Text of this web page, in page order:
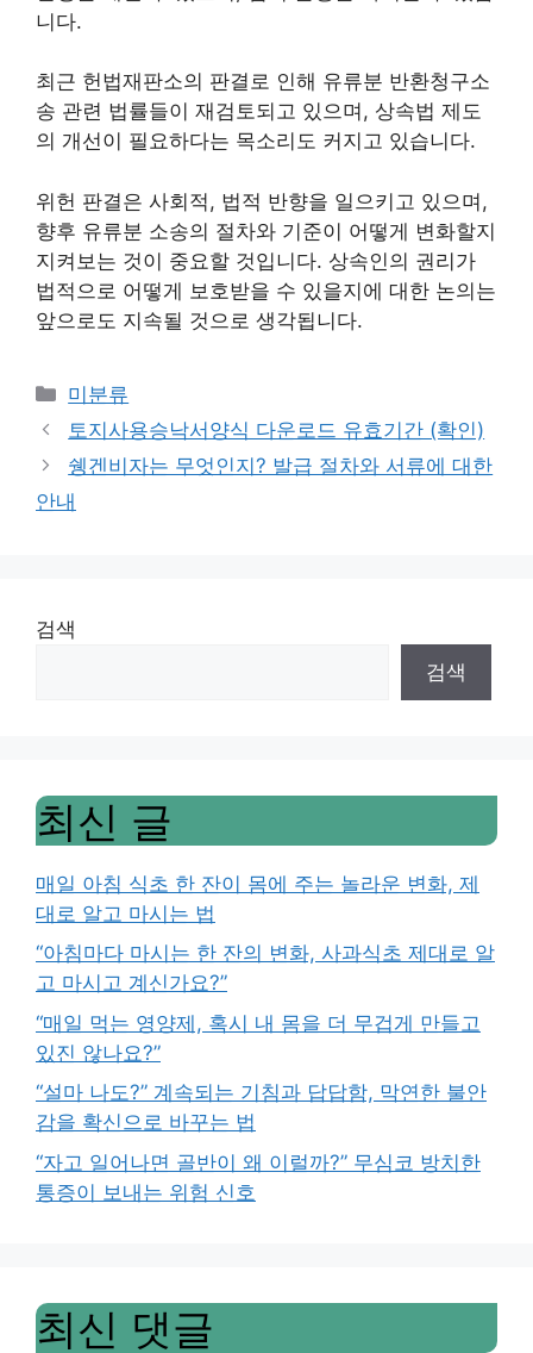
니다.
최근 헌법재판소의 판결로 인해 유류분 반환청구소
송 관련 법률들이 재검토되고 있으며, 상속법 제도
의 개선이 필요하다는 목소리도 커지고 있습니다.
위헌 판결은 사회적, 법적 반향을 일으키고 있으며,
향후 유류분 소송의 절차와 기준이 어떻게 변화할지
지켜보는 것이 중요할 것입니다. 상속인의 권리가
법적으로 어떻게 보호받을 수 있을지에 대한 논의는
앞으로도 지속될 것으로 생각됩니다.
Categories
미분류
토지사용승낙서양식 다운로드 유효기간 (확인)
쉥겐비자는 무엇인지? 발급 절차와 서류에 대한
안내
검색
검색
최신 글
매일 아침 식초 한 잔이 몸에 주는 놀라운 변화, 제
대로 알고 마시는 법
“아침마다 마시는 한 잔의 변화, 사과식초 제대로 알
고 마시고 계신가요?”
“매일 먹는 영양제, 혹시 내 몸을 더 무겁게 만들고
있진 않나요?”
“설마 나도?” 계속되는 기침과 답답함, 막연한 불안
감을 확신으로 바꾸는 법
“자고 일어나면 골반이 왜 이럴까?” 무심코 방치한
통증이 보내는 위험 신호
최신 댓글